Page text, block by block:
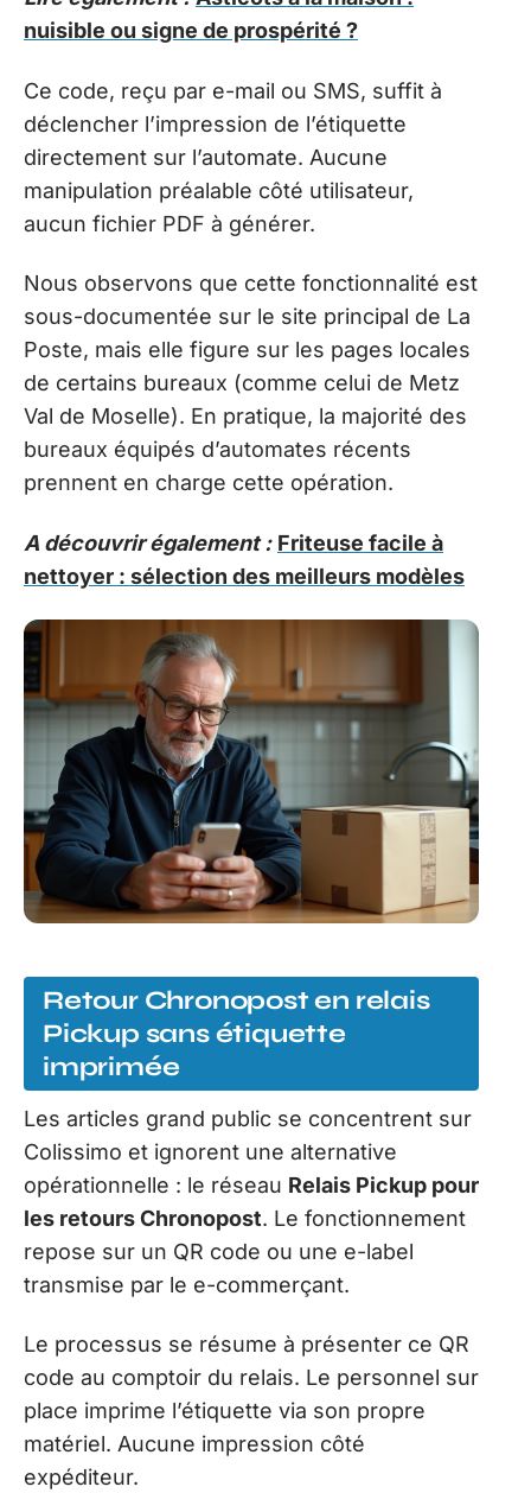
nuisible ou signe de prospérité ?
Ce code, reçu par e-mail ou SMS, suffit à
déclencher l’impression de l’étiquette
directement sur l’automate. Aucune
manipulation préalable côté utilisateur,
aucun fichier PDF à générer.
Nous observons que cette fonctionnalité est
sous-documentée sur le site principal de La
Poste, mais elle figure sur les pages locales
de certains bureaux (comme celui de Metz
Val de Moselle). En pratique, la majorité des
bureaux équipés d’automates récents
prennent en charge cette opération.
A découvrir également : Friteuse facile à
nettoyer : sélection des meilleurs modèles
Retour Chronopost en relais
Pickup sans étiquette
imprimée
Les articles grand public se concentrent sur
Colissimo et ignorent une alternative
opérationnelle : le réseau Relais Pickup pour
les retours Chronopost. Le fonctionnement
repose sur un QR code ou une e-label
transmise par le e-commerçant.
Le processus se résume à présenter ce QR
code au comptoir du relais. Le personnel sur
place imprime l’étiquette via son propre
matériel. Aucune impression côté
expéditeur.